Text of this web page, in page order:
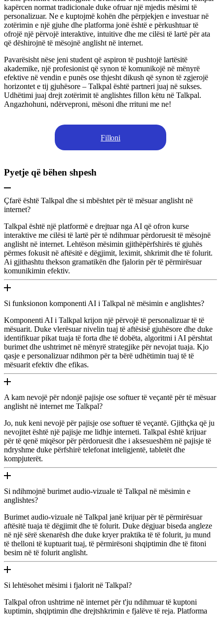
kapërcen normat tradicionale duke ofruar një mjedis mësimi të
personalizuar. Ne e kuptojmë kohën dhe përpjekjen e investuar në
zotërimin e një gjuhe dhe platforma jonë është e përkushtuar të
ofrojë një përvojë interaktive, intuitive dhe me cilësi të lartë për ata
që dëshirojnë të mësojnë anglisht në internet.
Pavarësisht nëse jeni student që aspiron të pushtojë lartësitë
akademike, një profesionist që synon të komunikojë në mënyrë
efektive në vendin e punës ose thjesht dikush që synon të zgjerojë
horizontet e tij gjuhësore – Talkpal është partneri juaj në sukses.
Udhëtimi juaj drejt zotërimit të anglishtes fillon këtu në Talkpal.
Angazhohuni, ndërveproni, mësoni dhe rrituni me ne!
Filloni
Pyetje që bëhen shpesh
Çfarë është Talkpal dhe si mbështet për të mësuar anglisht në
internet?
Talkpal është një platformë e drejtuar nga AI që ofron kurse
interaktive me cilësi të lartë për të ndihmuar përdoruesit të mësojnë
anglisht në internet. Lehtëson mësimin gjithëpërfshirës të gjuhës
përmes fokusit në aftësitë e dëgjimit, leximit, shkrimit dhe të folurit.
Ai gjithashtu thekson gramatikën dhe fjalorin për të përmirësuar
komunikimin efektiv.
Si funksionon komponenti AI i Talkpal në mësimin e anglishtes?
Komponenti AI i Talkpal krijon një përvojë të personalizuar të të
mësuarit. Duke vlerësuar nivelin tuaj të aftësisë gjuhësore dhe duke
identifikuar pikat tuaja të forta dhe të dobëta, algoritmi i AI përshtat
burimet dhe ushtrimet në mënyrë strategjike për nevojat tuaja. Kjo
qasje e personalizuar ndihmon për ta bërë udhëtimin tuaj të të
mësuarit efektiv dhe efikas.
A kam nevojë për ndonjë pajisje ose softuer të veçantë për të mësuar
anglisht në internet me Talkpal?
Jo, nuk keni nevojë për pajisje ose softuer të veçantë. Gjithçka që ju
nevojitet është një pajisje me lidhje interneti. Talkpal është krijuar
për të qenë miqësor për përdoruesit dhe i aksesueshëm në pajisje të
ndryshme duke përfshirë telefonat inteligjentë, tabletët dhe
kompjuterët.
Si ndihmojnë burimet audio-vizuale të Talkpal në mësimin e
anglishtes?
Burimet audio-vizuale në Talkpal janë krijuar për të përmirësuar
aftësitë tuaja të dëgjimit dhe të folurit. Duke dëgjuar biseda angleze
në një sërë skenarësh dhe duke kryer praktika të të folurit, ju mund
të thelloni të kuptuarit tuaj, të përmirësoni shqiptimin dhe të fitoni
besim në të folurit anglisht.
Si lehtësohet mësimi i fjalorit në Talkpal?
Talkpal ofron ushtrime në internet për t'ju ndihmuar të kuptoni
kuptimin, shqiptimin dhe drejtshkrimin e fjalëve të reja. Platforma